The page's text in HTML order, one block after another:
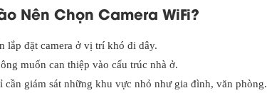
Nên Chọn Camera WiFi?
lắp đặt camera ở vị trí khó đi dây.
muốn can thiệp vào cấu trúc nhà ở.
cần giám sát những khu vực nhỏ như gia đình, văn phòng.